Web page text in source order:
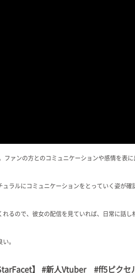
ァンの方とのコミュニケーションや感情を表
ラルにコミュニケーションをとっていく姿が
るので、彼女の配信を見ていれば、日常に話
。
】 #新人Vtuber #ff5ピクセ